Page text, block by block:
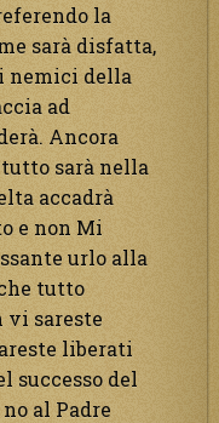
la
sarà disfatta,
nemici della
ad
Ancora
tutto sarà nella
accadrà
e non Mi
urlo alla
tutto
vi sareste
liberati
successo del
al Padre